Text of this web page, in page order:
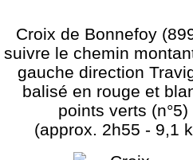
Croix de Bonnefoy
suivre le chemin
gauche direction
balisé en rouge et
points verts (n°5)
(approx. 2h55 - 9,1